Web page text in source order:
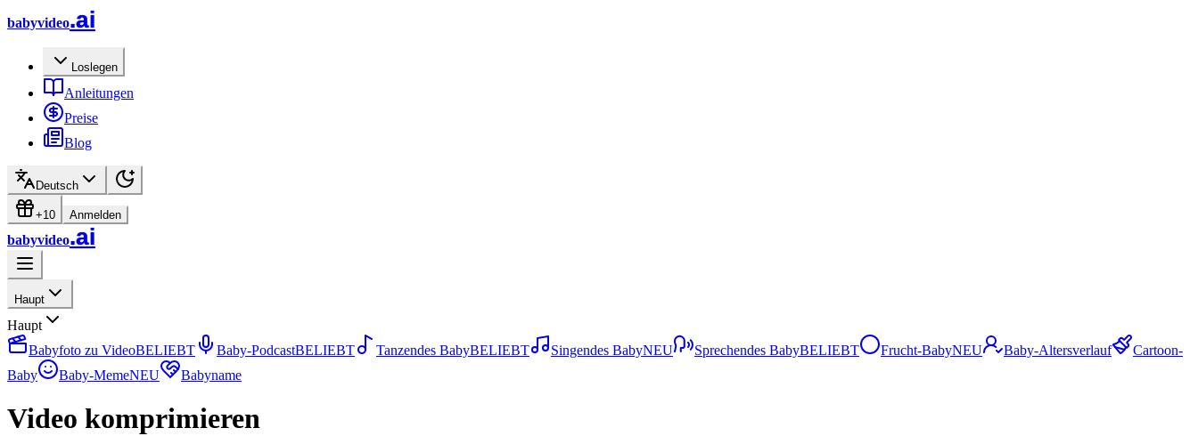
babyvideo.ai
Loslegen
Anleitungen
Preise
Blog
Deutsch
+10 Anmelden
babyvideo.ai
Haupt
Haupt
Babyfoto zu VideoBELIEBT Baby-PodcastBELIEBT Tanzendes BabyBELIEBT Singendes BabyNEU Sprechendes BabyBELIEBT Frucht-BabyNEU Baby-Altersverlauf
Cartoon-
Baby
Baby-MemeNEU Babyname
Video komprimieren